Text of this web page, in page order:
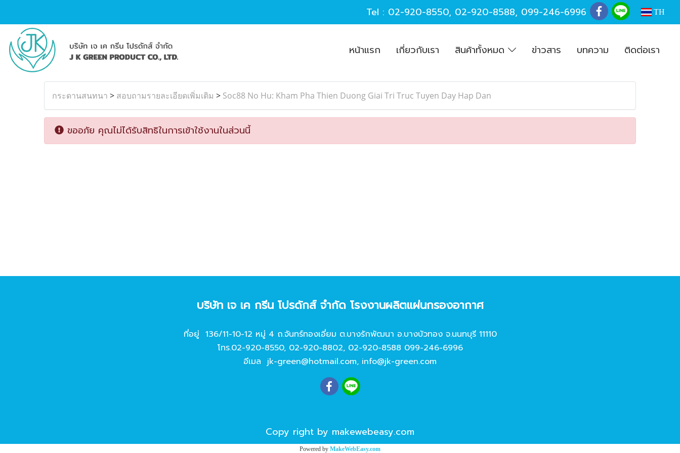
Tel : 02-920-8550, 02-920-8588, 099-246-6996 TH
หน้าแรก เกี่ยวกับเรา สินค้าทั้งหมด ข่าวสาร บทความ ติดต่อเรา
กระดานสนทนา > สอบถามรายละเอียดเพิ่มเติม > Soc88 No Hu: Kham Pha Thien Duong Giai Tri Truc Tuyen Day Hap Dan
ขออภัย คุณไม่ได้รับสิทธิในการเข้าใช้งานในส่วนนี้
บริษัท เจ เค กรีน โปรดักส์ จํากัด โรงงานผลิตแผ่นกรองอากาศ
ที่อยู่ 136/11-10-12 หมู่ 4 ถ.จันทร์ทองเอี่ยม ต.บางรักพัฒนา อ.บางบัวทอง จ.นนทบุรี 11110
โทร.02-920-8550, 02-920-8802, 02-920-8588 099-246-6996
อีเมล jk-green@hotmail.com, info@jk-green.com
Copy right by makewebeasy.com
Powered by MakeWebEasy.com